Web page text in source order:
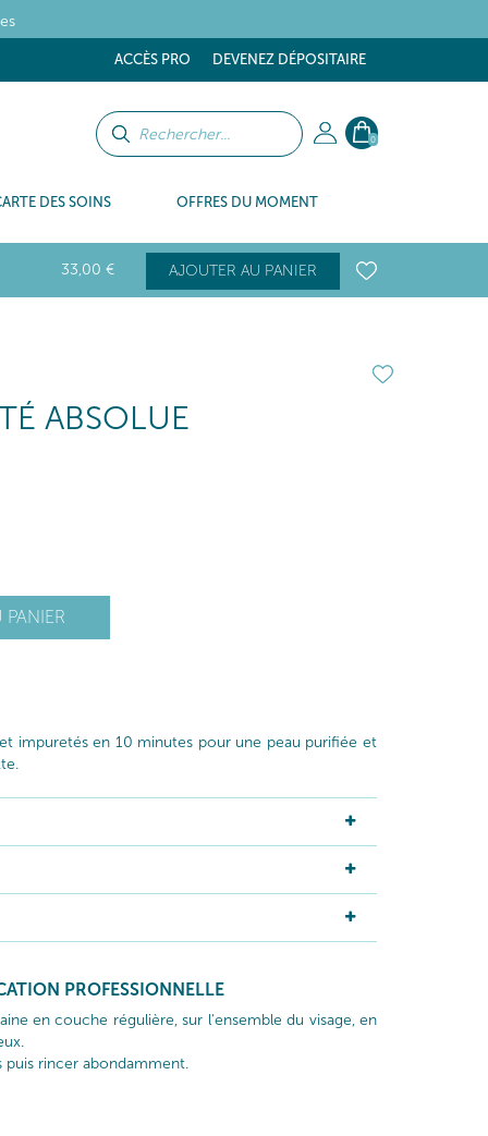
ACCÈS PRO DEVENEZ DÉPOSITAIRE
0
DES SOINS OFFRES DU MOMENT
33,00 € AJOUTER AU PANIER
ABSOLUE
impuretés en 10 minutes pour une peau purifiée et
PROFESSIONNELLE
en couche régulière, sur l'ensemble du visage, en
puis rincer abondamment.